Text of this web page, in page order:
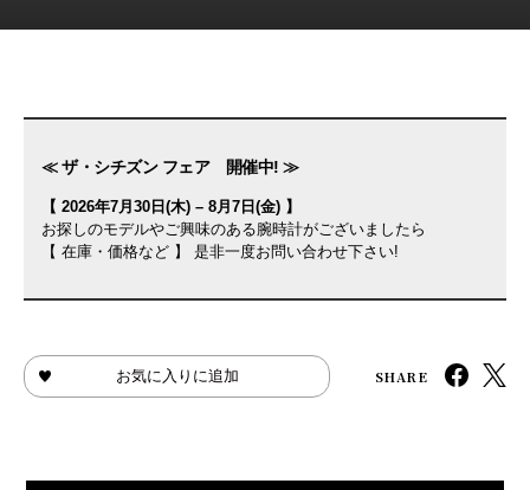
≪ ザ・シチズン フェア 開催中! ≫
【 2026年7月30日(木) – 8月7日(金) 】
お探しのモデルやご興味のある腕時計がございましたら
【 在庫・価格など 】 是非一度お問い合わせ下さい!
お気に入りに追加 SHARE